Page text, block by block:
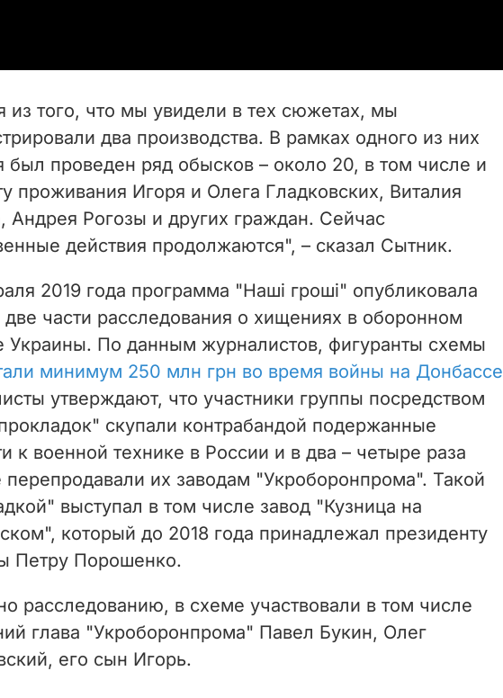
i
d
e
o
из того, что мы увидели в тех сюжетах, мы
два производства. В рамках одного из них
был проведен ряд обысков – около 20, в том числе и
проживания Игоря и Олега Гладковских, Виталия
Андрея Рогозы и других граждан. Сейчас
действия продолжаются", – сказал Сытник.
2019 года программа "Наші гроші" опубликовала
части расследования о хищениях в оборонном
Украины. По данным журналистов, фигуранты схемы
минимум 250 млн грн во время войны на Донбассе
утверждают, что участники группы посредством
скупали контрабандой подержанные
к военной технике в России и в два – четыре раза
их заводам "Укроборонпрома". Такой
выступал в том числе завод "Кузница на
который до 2018 года принадлежал президенту
Петру Порошенко.
расследованию, в схеме участвовали в том числе
глава "Укроборонпрома" Павел Букин, Олег
его сын Игорь.